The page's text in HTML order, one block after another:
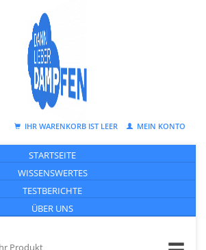
IHR WARENKORB IST LEER MEIN KONTO
STARTSEITE
WISSENSWERTES
TESTBERICHTE
ÜBER UNS